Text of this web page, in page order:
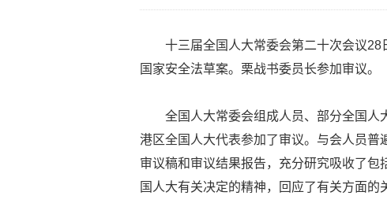
十三届全国人大常委会第二十次会议
国家安全法草案。栗战书委员长参加审议。
全国人大常委会组成人员、部分全国人
港区全国人大代表参加了审议。与会人员
审议稿和审议结果报告，充分研究吸收了
国人大有关决定的精神，回应了有关方面